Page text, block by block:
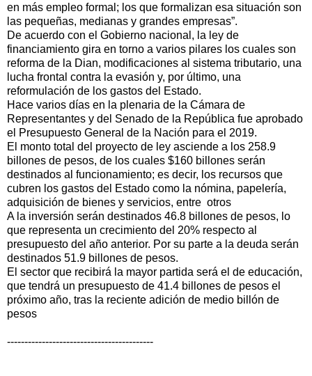
en más empleo formal; los que formalizan esa situación son
las pequeñas, medianas y grandes empresas”.
De acuerdo con el Gobierno nacional, la ley de
financiamiento gira en torno a varios pilares los cuales son
reforma de la Dian, modificaciones al sistema tributario, una
lucha frontal contra la evasión y, por último, una
reformulación de los gastos del Estado.
Hace varios días en la plenaria de la Cámara de
Representantes y del Senado de la República fue aprobado
el Presupuesto General de la Nación para el 2019.
El monto total del proyecto de ley asciende a los 258.9
billones de pesos, de los cuales $160 billones serán
destinados al funcionamiento; es decir, los recursos que
cubren los gastos del Estado como la nómina, papelería,
adquisición de bienes y servicios, entre otros
A la inversión serán destinados 46.8 billones de pesos, lo
que representa un crecimiento del 20% respecto al
presupuesto del año anterior. Por su parte a la deuda serán
destinados 51.9 billones de pesos.
El sector que recibirá la mayor partida será el de educación,
que tendrá un presupuesto de 41.4 billones de pesos el
próximo año, tras la reciente adición de medio billón de
pesos
------------------------------------------